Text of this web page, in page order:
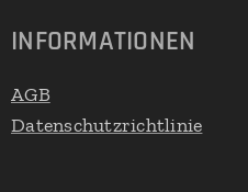
INFORMATIONEN
AGB
Datenschutzrichtlinie